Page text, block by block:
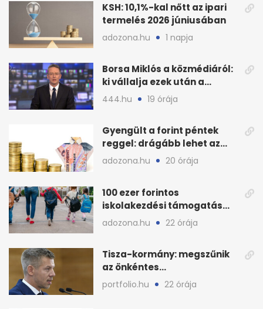
KSH: 10,1%-kal nőtt az ipari
termelés 2026 júniusában
adozona.hu 1 napja
Borsa Miklós a közmédiáról:
ki vállalja ezek után a
munkát?
444.hu 19 órája
Gyengült a forint péntek
reggel: drágább lehet az
euró és a dollár
adozona.hu 20 órája
100 ezer forintos
iskolakezdési támogatás
2026 őszén: adózás,
adozona.hu 22 órája
Tisza-kormány: megszűnik
az önkéntes
fogyasztáscsökkentés
portfolio.hu 22 órája